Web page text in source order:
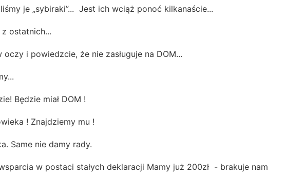
je „sybiraki”... Jest ich wciąż ponoć kilkanaście...
ostatnich...
oczy i powiedzcie, że nie zasługuje na DOM...
Będzie miał DOM !
! Znajdziemy mu !
Same nie damy rady.
w postaci stałych deklaracji Mamy już 200zł - brakuje nam